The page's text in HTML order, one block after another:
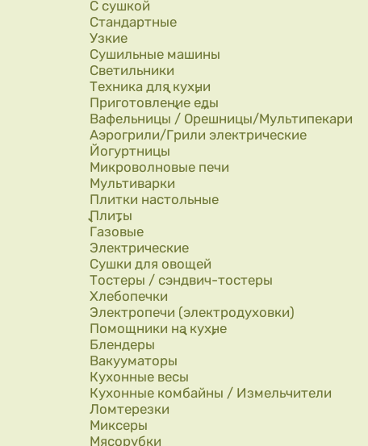
С сушкой
Стандартные
Узкие
Сушильные машины
Светильники
Техника для кухни
Приготовление еды
Вафельницы / Орешницы/Мультипекари
Аэрогрили/Грили электрические
Йогуртницы
Микроволновые печи
Мультиварки
Плитки настольные
Плиты
Газовые
Электрические
Сушки для овощей
Тостеры / сэндвич-тостеры
Хлебопечки
Электропечи (электродуховки)
Помощники на кухне
Блендеры
Вакууматоры
Кухонные весы
Кухонные комбайны / Измельчители
Ломтерезки
Миксеры
Мясорубки